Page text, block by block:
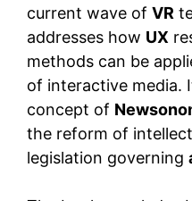
current wave of VR
addresses how UX
methods can be
of interactive media.
concept of
the reform of
legislation governing